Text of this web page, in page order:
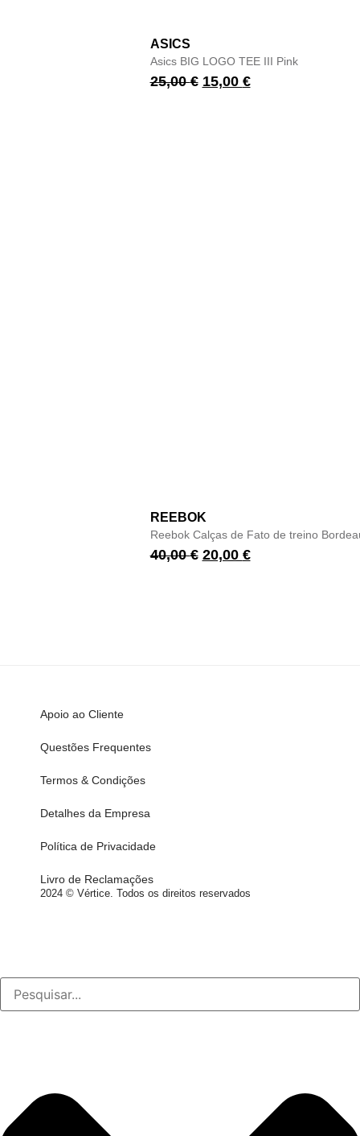
ASICS
Asics BIG LOGO TEE III Pink
25,00€ 15,00 €
REEBOK
Reebok Calças de Fato de treino
40,00€ 20,00 €
2024 © Vértice. Todos os direitos reservados
Apoio ao Cliente
Questões Frequentes
Termos & Condições
Detalhes da Empresa
Política de Privacidade
Livro de Reclamações